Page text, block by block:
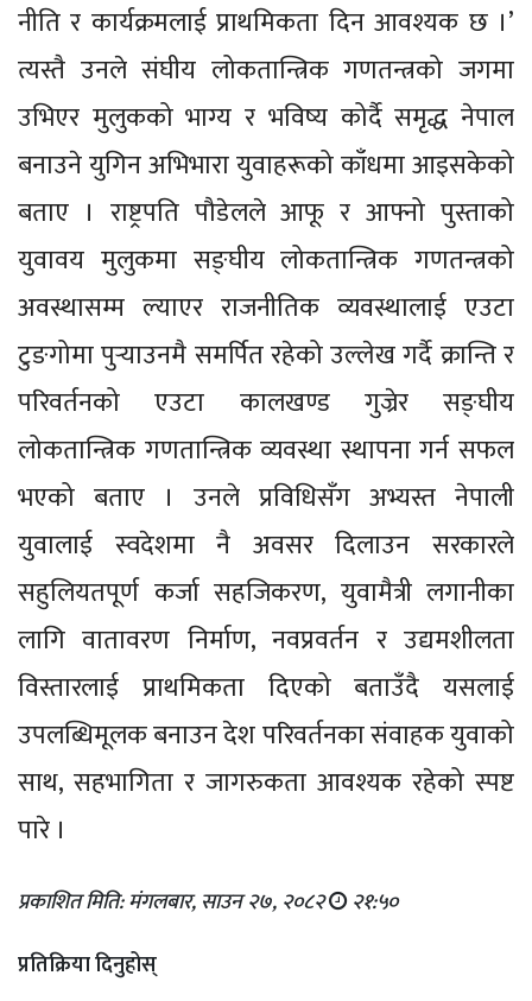
नीति र कार्यक्रमलाई प्राथमिकता दिन आवश्यक छ ।’
त्यस्तै उनले संघीय लोकतान्त्रिक गणतन्त्रको जगमा
उभिएर मुलुकको भाग्य र भविष्य कोर्दै समृद्ध नेपाल
बनाउने युगिन अभिभारा युवाहरूको काँधमा आइसकेको
बताए । राष्ट्रपति पौडेलले आफू र आफ्नो पुस्ताको
युवावय मुलुकमा सङ्घीय लोकतान्त्रिक गणतन्त्रको
अवस्थासम्म ल्याएर राजनीतिक व्यवस्थालाई एउटा
टुङगोमा पुर्‍याउनमै समर्पित रहेको उल्लेख गर्दै क्रान्ति र
परिवर्तनको एउटा कालखण्ड गुज्रेर सङ्घीय
लोकतान्त्रिक गणतान्त्रिक व्यवस्था स्थापना गर्न सफल
भएको बताए । उनले प्रविधिसँग अभ्यस्त नेपाली
युवालाई स्वदेशमा नै अवसर दिलाउन सरकारले
सहुलियतपूर्ण कर्जा सहजिकरण, युवामैत्री लगानीका
लागि वातावरण निर्माण, नवप्रवर्तन र उद्यमशीलता
विस्तारलाई प्राथमिकता दिएको बताउँदै यसलाई
उपलब्धिमूलक बनाउन देश परिवर्तनका संवाहक युवाको
साथ, सहभागिता र जागरुकता आवश्यक रहेको स्पष्ट
पारे ।
प्रकाशित मिति: मंगलबार, साउन २७, २०८२ २१:५०
प्रतिक्रिया दिनुहोस्